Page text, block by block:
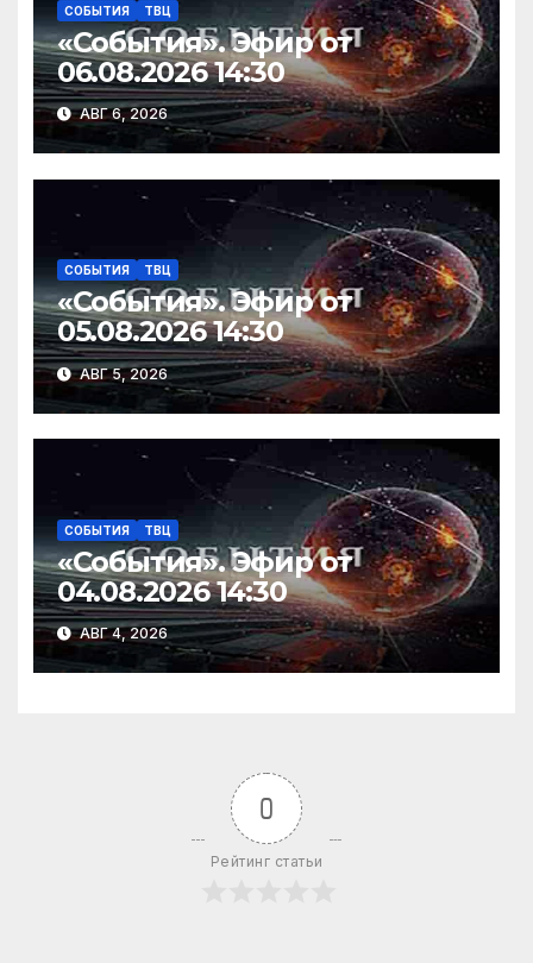
СОБЫТИЯ ТВЦ
«События». Эфир от
06.08.2026 14:30
АВГ 6, 2026
СОБЫТИЯ ТВЦ
«События». Эфир от
05.08.2026 14:30
АВГ 5, 2026
СОБЫТИЯ ТВЦ
«События». Эфир от
04.08.2026 14:30
АВГ 4, 2026
0
Рейтинг статьи